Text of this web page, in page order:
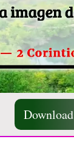
Download